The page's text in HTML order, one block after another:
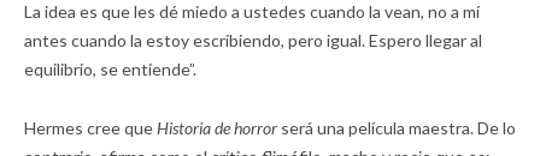
La idea es que les dé miedo a ustedes cuando la vean, no a mí
antes cuando la estoy escribiendo, pero igual. Espero llegar al
equilibrio, se entiende”.
Hermes cree queHistoria de horror será una película maestra. De lo